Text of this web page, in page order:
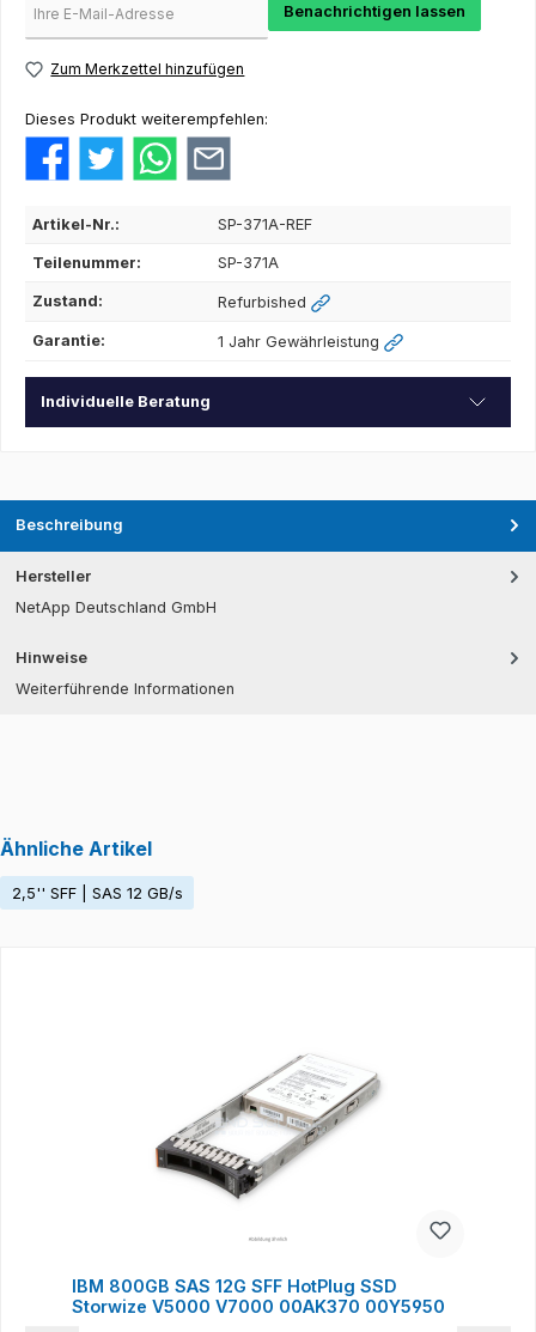
Benachrichtigen lassen
Zum Merkzettel hinzufügen
Dieses Produkt weiterempfehlen:
Artikel-Nr.: SP-371A-REF
Teilenummer: SP-371A
Zustand: Refurbished
Garantie: 1 Jahr Gewährleistung
Individuelle Beratung
Beschreibung
Hersteller
NetApp Deutschland GmbH
Hinweise
Weiterführende Informationen
Ähnliche Artikel
2,5'' SFF | SAS 12 GB/s
IBM 800GB SAS 12G SFF HotPlug SSD
Storwize V5000 V7000 00AK370 00Y5950